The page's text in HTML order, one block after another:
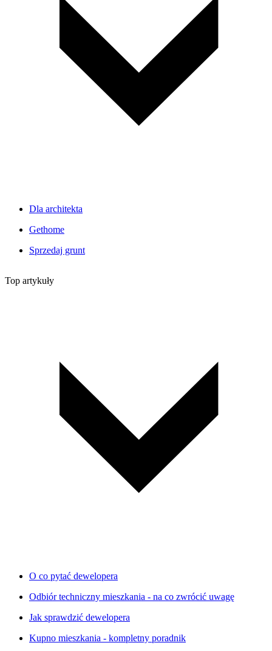
Dla architekta
Gethome
Sprzedaj grunt
Top artykuły
O co pytać dewelopera
Odbiór techniczny mieszkania - na co zwrócić uwagę
Jak sprawdzić dewelopera
Kupno mieszkania - kompletny poradnik